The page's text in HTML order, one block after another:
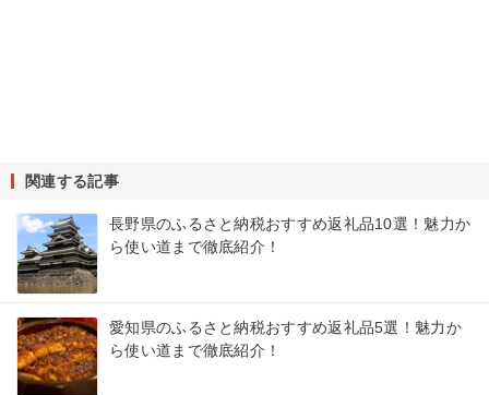
関連する記事
長野県のふるさと納税おすすめ返礼品10選！魅力か
ら使い道まで徹底紹介！
愛知県のふるさと納税おすすめ返礼品5選！魅力か
ら使い道まで徹底紹介！